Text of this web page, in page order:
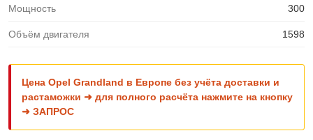
Мощность 300
Объём двигателя 1598
Цена Opel Grandland в Европе без учёта доставки и
растаможки ➜ для полного расчёта нажмите на кнопку
➜ ЗАПРОС